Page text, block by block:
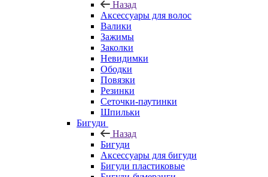
Назад
Аксессуары для волос
Валики
Зажимы
Заколки
Невидимки
Ободки
Повязки
Резинки
Сеточки-паутинки
Шпильки
Бигуди
Назад
Бигуди
Аксессуары для бигуди
Бигуди пластиковые